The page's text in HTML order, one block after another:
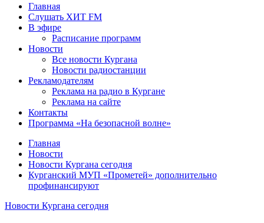
Главная
Слушать ХИТ FM
В эфире
Расписание программ
Новости
Все новости Кургана
Новости радиостанции
Рекламодателям
Реклама на радио в Кургане
Реклама на сайте
Контакты
Программа «На безопасной волне»
Главная
Новости
Новости Кургана сегодня
Курганский МУП «Прометей» дополнительно
профинансируют
Новости Кургана сегодня